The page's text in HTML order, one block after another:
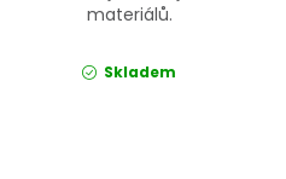
materiálů.
Skladem